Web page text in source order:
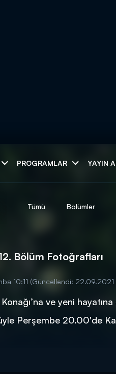
PROGRAMLAR YAYIN
DİĞER
Tümü Bölümler
Bölüm Fotoğrafları
10:11 (Güncellendi: 22.09.2021
ve yeni
Perşembe 20.00'de